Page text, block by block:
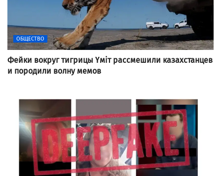
ОБЩЕСТВО
Фейки вокруг тигрицы Үміт рассмешили казахстанцев
и породили волну мемов